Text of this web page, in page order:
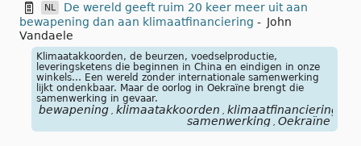
NL
De wereld geeft ruim 20 keer meer uit aan
bewapening dan aan klimaatfinanciering - John
Vandaele
Klimaatakkoorden, de beurzen, voedselproductie,
leveringsketens die beginnen in China en eindigen in onze
winkels… Een wereld zonder internationale samenwerking
lijkt ondenkbaar. Maar de oorlog in Oekraïne brengt die
samenwerking in gevaar.
bewapening klimaatakkoorden klimaatfinanciering
samenwerking Oekraïne